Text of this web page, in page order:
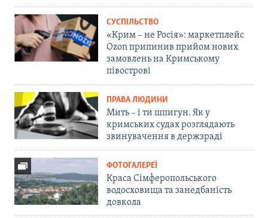
СУСПІЛЬСТВО
«Крим – не Росія»: маркетплейс
Ozon припинив прийом нових
замовлень на Кримському
півострові
ПРАВА ЛЮДИНИ
Мить – і ти шпигун. Як у
кримських судах розглядають
звинувачення в держзраді
ФОТОГАЛЕРЕЇ
Краса Сімферопольського
водосховища та занедбаність
довкола